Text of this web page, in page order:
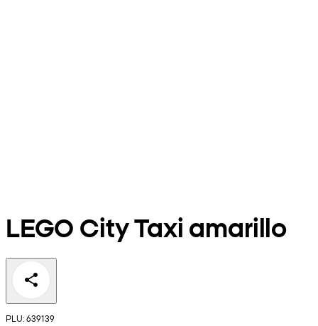
LEGO City Taxi amarillo
PLU: 639139